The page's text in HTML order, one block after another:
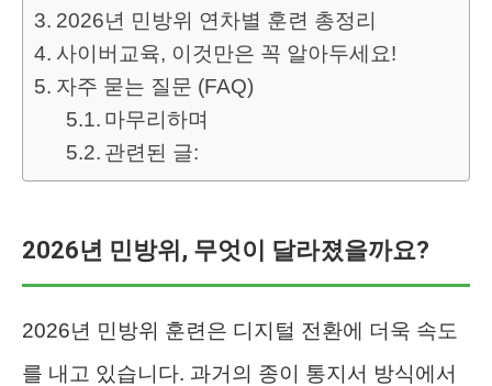
2026년 민방위 연차별 훈련 총정리
사이버교육, 이것만은 꼭 알아두세요!
자주 묻는 질문 (FAQ)
마무리하며
관련된 글:
2026년 민방위, 무엇이 달라졌을까요?
2026년 민방위 훈련은 디지털 전환에 더욱 속도
를 내고 있습니다. 과거의 종이 통지서 방식에서